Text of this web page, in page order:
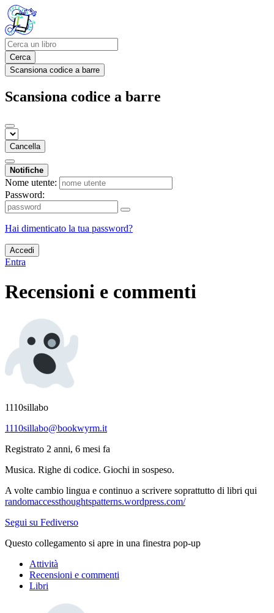
Cerca
Scansiona codice a barre
Scansiona codice a barre
Cancella
Notifiche
Nome utente:
Password:
Hai dimenticato la tua password?
Accedi
Entra
Recensioni e commenti
1110sillabo
1110sillabo@bookwyrm.it
Registrato 2 anni, 6 mesi fa
Musica. Righe di codice. Giochi in sospeso.
A volte cambio lingua e continuo a scrivere soprattutto di libri qui
randomaccessthoughtspatterns.wordpress.com/
Segui su Fediverso
Questo collegamento si apre in una finestra pop-up
Attività
Recensioni e commenti
Libri